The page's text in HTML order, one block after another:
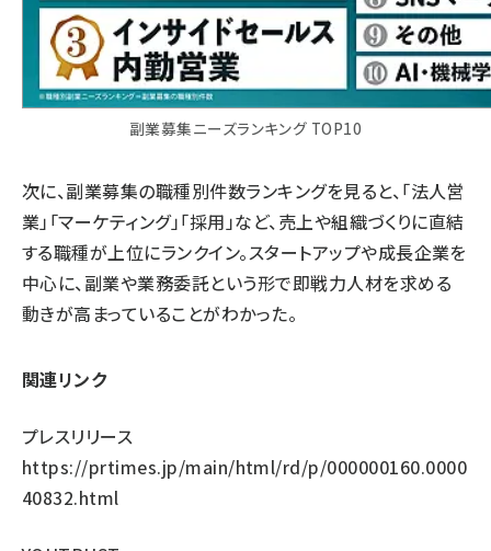
副業募集ニーズランキング TOP10
次に、副業募集の職種別件数ランキングを見ると、「法人営
業」「マーケティング」「採用」など、売上や組織づくりに直結
する職種が上位にランクイン。スタートアップや成長企業を
中心に、副業や業務委託という形で即戦力人材を求める
動きが高まっていることがわかった。
関連リンク
プレスリリース
https://prtimes.jp/main/html/rd/p/000000160.0000
40832.html